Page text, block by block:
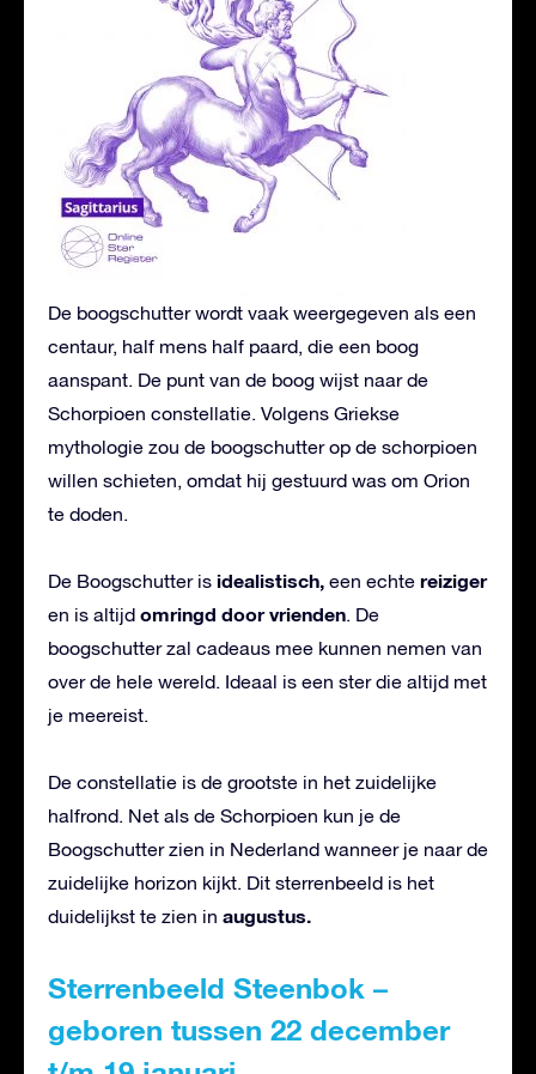
De boogschutter wordt vaak weergegeven als een
centaur, half mens half paard, die een boog
aanspant. De punt van de boog wijst naar de
Schorpioen constellatie. Volgens Griekse
mythologie zou de boogschutter op de schorpioen
willen schieten, omdat hij gestuurd was om Orion
te doden.
De Boogschutter is idealistisch, een echte reiziger
en is altijd omringd door vrienden. De
boogschutter zal cadeaus mee kunnen nemen van
over de hele wereld. Ideaal is een ster die altijd met
je meereist.
De constellatie is de grootste in het zuidelijke
halfrond. Net als de Schorpioen kun je de
Boogschutter zien in Nederland wanneer je naar de
zuidelijke horizon kijkt. Dit sterrenbeeld is het
duidelijkst te zien in augustus.
Sterrenbeeld Steenbok –
geboren tussen 22 december